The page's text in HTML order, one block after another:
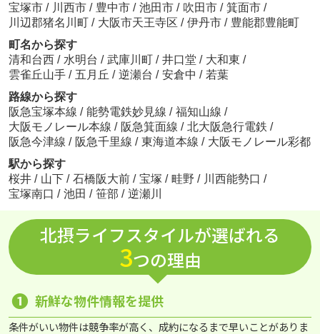
宝塚市 / 川西市 / 豊中市 / 池田市 / 吹田市 / 箕面市 /
川辺郡猪名川町 / 大阪市天王寺区 / 伊丹市 / 豊能郡豊能町
町名から探す
清和台西 / 水明台 / 武庫川町 / 井口堂 / 大和東 /
雲雀丘山手 / 五月丘 / 逆瀬台 / 安倉中 / 若葉
路線から探す
阪急宝塚本線 / 能勢電鉄妙見線 / 福知山線 /
大阪モノレール本線 / 阪急箕面線 / 北大阪急行電鉄 /
阪急今津線 / 阪急千里線 / 東海道本線 / 大阪モノレール彩都
駅から探す
桜井 / 山下 / 石橋阪大前 / 宝塚 / 畦野 / 川西能勢口 /
宝塚南口 / 池田 / 笹部 / 逆瀬川
北摂ライフスタイルが選ばれる
3つの理由
❶ 新鮮な物件情報を提供
条件がいい物件は競争率が高く、成約になるまで早いことがありま